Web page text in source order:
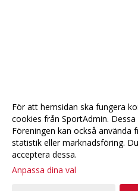
För att hemsidan ska fungera
cookies från SportAdmin.
Föreningen kan också använda
statistik eller marknadsföring.
acceptera dessa.
Anpassa dina val